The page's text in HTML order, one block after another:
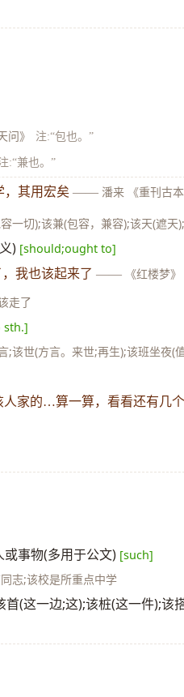
问》 注:“包也。”
:“兼也。”
，其用宏矣 —— 潘来 《重刊古本
一切);该兼(包容，兼容);该天(遮天
) [should;ought to]
我也该起来了 —— 《红楼梦》
走了
sth.]
;该世(方言。来世;再生);该班坐夜(
人家的…算一算，看看还有几
事物(多用于公文) [such]
志;该校是所重点中学
首(这一边;这);该桩(这一件);该